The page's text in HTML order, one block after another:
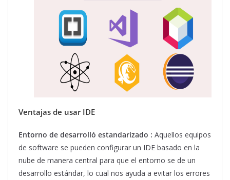
Ventajas de usar IDE
Entorno de desarrolló estandarizado : Aquellos equipos
de software se pueden configurar un IDE basado en la
nube de manera central para que el entorno se de un
desarrollo estándar, lo cual nos ayuda a evitar los errores